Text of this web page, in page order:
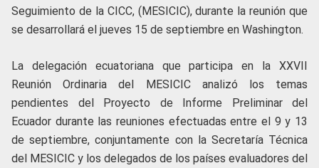
Seguimiento de la CICC, (MESICIC), durante la reunión que
se desarrollará el jueves 15 de septiembre en Washington.
La delegación ecuatoriana que participa en la XXVII
Reunión Ordinaria del MESICIC analizó los temas
pendientes del Proyecto de Informe Preliminar del
Ecuador durante las reuniones efectuadas entre el 9 y 13
de septiembre, conjuntamente con la Secretaría Técnica
del MESICIC y los delegados de los países evaluadores del